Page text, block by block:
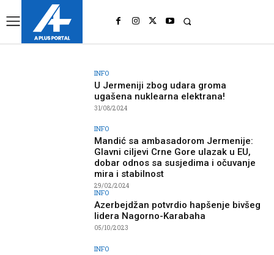
INFO
U Jermeniji zbog udara groma
ugašena nuklearna elektrana!
31/08/2024
INFO
Mandić sa ambasadorom Jermenije:
Glavni ciljevi Crne Gore ulazak u EU,
dobar odnos sa susjedima i očuvanje
mira i stabilnost
29/02/2024
INFO
Azerbejdžan potvrdio hapšenje bivšeg
lidera Nagorno-Karabaha
05/10/2023
INFO